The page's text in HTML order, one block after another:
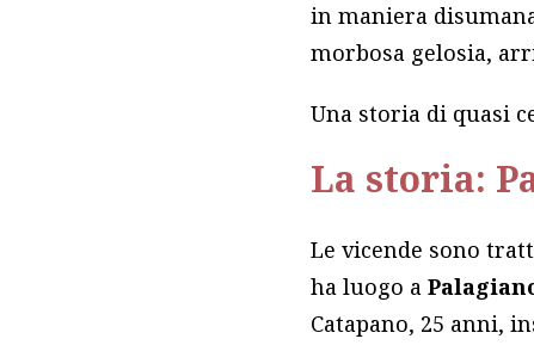
in maniera
morbosa gelosia,
Una storia di quasi
La storia:
Le vicende sono
ha luogo a
Catapano, 25 anni,